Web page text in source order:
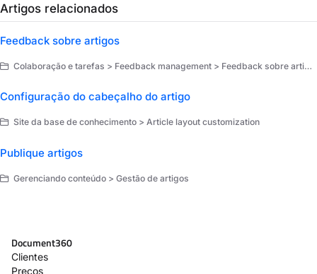
Artigos relacionados
Feedback sobre artigos
Colaboração e tarefas > Feedback management > Feedback sobre artigos
Configuração do cabeçalho do artigo
Site da base de conhecimento > Article layout customization
Publique artigos
Gerenciando conteúdo > Gestão de artigos
Document360
Clientes
Preços